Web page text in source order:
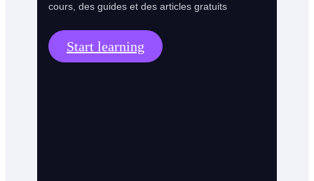
cours, des guides et des articles gratuits
Start learning